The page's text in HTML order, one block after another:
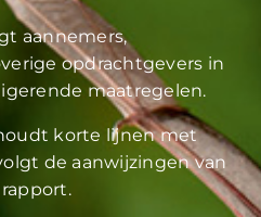
aannemers,
opdrachtgevers in
maatregelen.
korte lijnen met
de aanwijzingen van